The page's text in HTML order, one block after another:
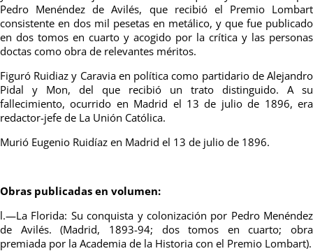
Pedro Menéndez de Avilés, que recibió el Premio Lombart
consistente en dos mil pesetas en metálico, y que fue publicado
en dos tomos en cuarto y acogido por la crítica y las personas
doctas como obra de relevantes méritos.
Figuró Ruidiaz y Caravia en política como partidario de Alejandro
Pidal y Mon, del que recibió un trato distinguido. A su
fallecimiento, ocurrido en Madrid el 13 de julio de 1896, era
redactor-jefe de La Unión Católica.
Murió Eugenio Ruidíaz en Madrid el 13 de julio de 1896.
Obras publicadas en volumen:
l.—La Florida: Su conquista y colonización por Pedro Menéndez
de Avilés. (Madrid, 1893-94; dos tomos en cuarto; obra
premiada por la Academia de la Historia con el Premio Lombart).